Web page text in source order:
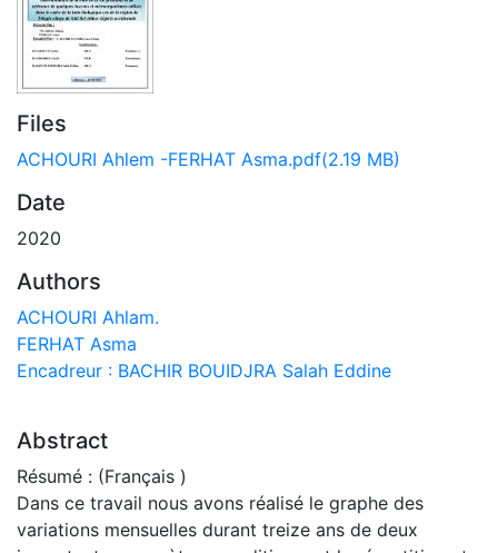
Files
ACHOURI Ahlem -FERHAT Asma.pdf(2.19 MB)
Date
2020
Authors
ACHOURI Ahlam.
FERHAT Asma
Encadreur : BACHIR BOUIDJRA Salah Eddine
Abstract
Résumé : (Français )
Dans ce travail nous avons réalisé le graphe des
variations mensuelles durant treize ans de deux